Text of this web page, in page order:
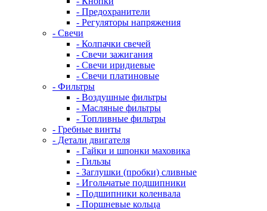
- Предохранители
- Регуляторы напряжения
- Свечи
- Колпачки свечей
- Свечи зажигания
- Свечи иридиевые
- Свечи платиновые
- Фильтры
- Воздушные фильтры
- Масляные фильтры
- Топливные фильтры
- Гребные винты
- Детали двигателя
- Гайки и шпонки маховика
- Гильзы
- Заглушки (пробки) сливные
- Игольчатые подшипники
- Подшипники коленвала
- Поршневые кольца